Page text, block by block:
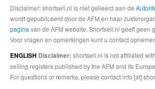
Disclaimer: shortsell.nl is niet gelieerd aan de
wordt gepubliceerd door de AFM en haar
pagina van de AFM website. Shortsell.nl geeft
Voor vragen en opmerkingen kunt u contact
ENGLISH Disclaimer: shortsell.nl is not affiliated
selling registers published by the AFM and its
For questions or remarks, please contact info [at]